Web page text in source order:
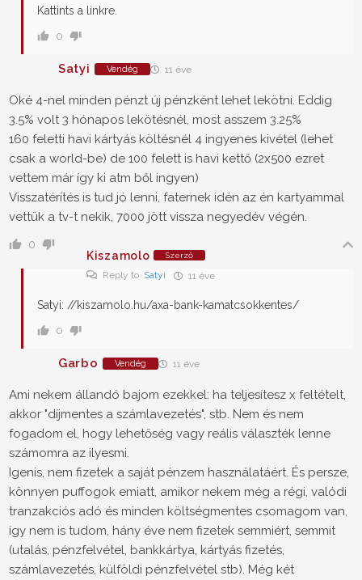
Kattints a linkre.
0
Satyi Vendég 11 éve
Oké 4-nel minden pénzt új pénzként lehet lekötni. Eddig
3.5% volt 3 hónapos lekötésnél, most asszem 3.25%
160 feletti havi kártyás költésnél 4 ingyenes kivétel (lehet
csak a world-be) de 100 felett is havi kettő (2x500 ezret
vettem már így ki atm ből ingyen)
Visszatérítés is tud jó lenni, faternek idén az én kartyammal
vettük a tv-t nekik, 7000 jött vissza negyedév végén.
0
Kiszamolo
Szerző
Reply to Satyi 11 éve
Satyi: //kiszamolo.hu/axa-bank-kamatcsokkentes/
0
Garbo Vendég 11 éve
Ami nekem állandó bajom ezekkel: ha teljesítesz x feltételt,
akkor "díjmentes a számlavezetés", stb. Nem és nem
fogadom el, hogy lehetőség vagy reális választék lenne
számomra az ilyesmi.
Igenis, nem fizetek a saját pénzem használatáért. És persze,
könnyen puffogok emiatt, amikor nekem még a régi, valódi
tranzakciós adó és minden költségmentes csomagom van,
így nem is tudom, hány éve nem fizetek semmiért, semmit
(utalás, pénzfelvétel, bankkártya, kártyás fizetés,
számlavezetés, külföldi pénzfelvétel stb). Még két